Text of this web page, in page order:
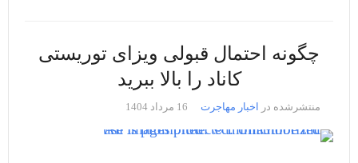
چگونه احتمال قبولی ویزای توریستی
کاناد را بالا ببرید
منتشرشده در اخبار مهاجرت 16 مرداد 1404